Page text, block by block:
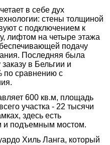
в себе дух
стены толщиной
с подключением к
лифтом на четыре этажа
подачу
Последняя была
в Бельгии и
по сравнению с
600 кв.м, площадь
участка - 22 тысячи
здесь есть
и подъемным мостом.
Хиль Ланга, который